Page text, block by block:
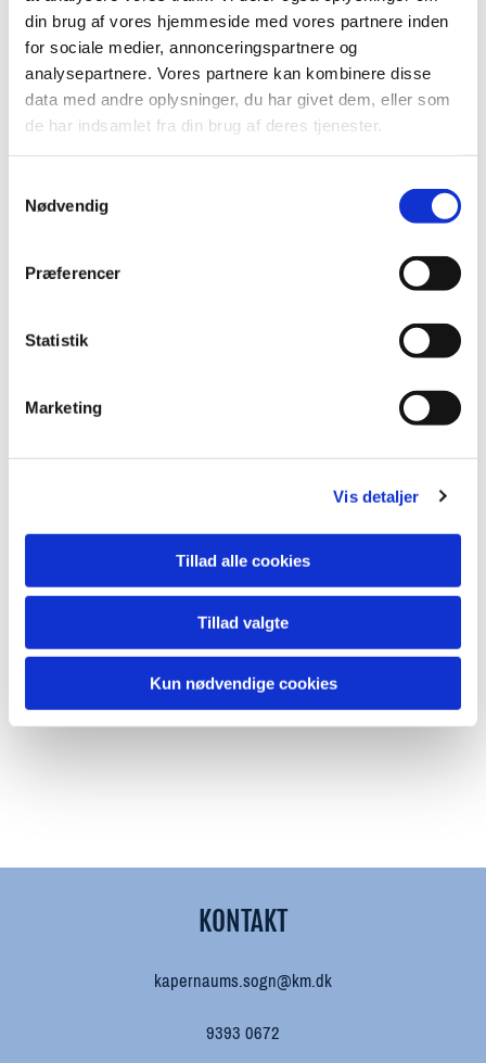
din brug af vores hjemmeside med vores partnere inden
for sociale medier, annonceringspartnere og
analysepartnere. Vores partnere kan kombinere disse
data med andre oplysninger, du har givet dem, eller som
de har indsamlet fra din brug af deres tjenester.
Nødvendig
Præferencer
Statistik
Marketing
Vis detaljer
Tillad alle cookies
Tillad valgte
Kun nødvendige cookies
Du vil måske også kunne
KONTAKT
kapernaums.sogn@km.dk
9393 0672